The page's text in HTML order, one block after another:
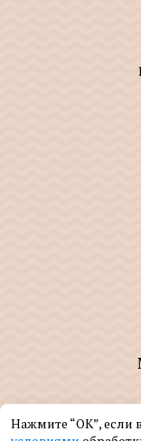
ООО
Нажмите “ОК”, если